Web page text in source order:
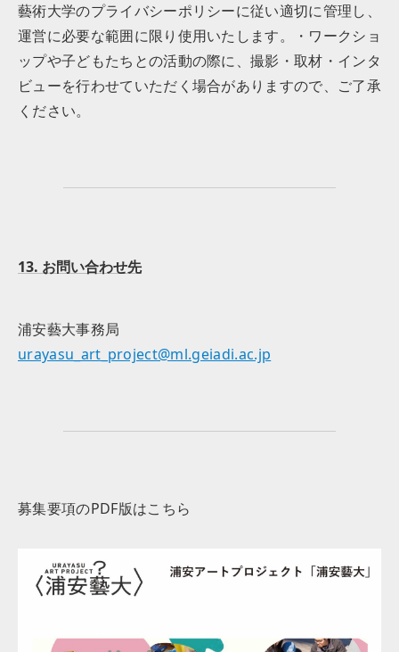
藝術大学のプライバシーポリシーに従い適切に管理し、
運営に必要な範囲に限り使用いたします。・ワークショ
ップや子どもたちとの活動の際に、撮影・取材・インタ
ビューを行わせていただく場合がありますので、ご了承
ください。
13. お問い合わせ先
浦安藝大事務局
urayasu_art_project@ml.geiadi.ac.jp
募集要項のPDF版はこちら